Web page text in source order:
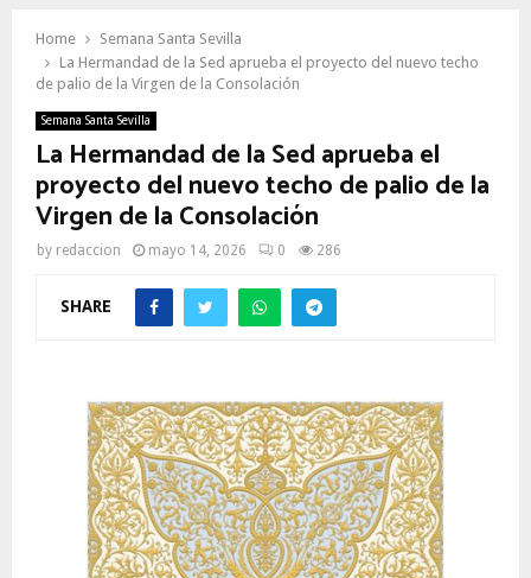
Home
Semana Santa Sevilla
La Hermandad de la Sed aprueba el proyecto del nuevo techo
de palio de la Virgen de la Consolación
Semana Santa Sevilla
La Hermandad de la Sed aprueba el
proyecto del nuevo techo de palio de la
Virgen de la Consolación
by redaccion mayo 14, 2026 0 286
SHARE